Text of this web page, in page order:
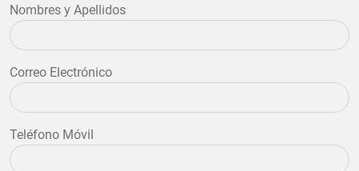
Nombres y Apellidos
Correo Electrónico
Teléfono Móvil